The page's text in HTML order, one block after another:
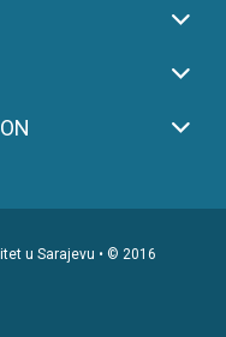
u Sarajevu • © 2016